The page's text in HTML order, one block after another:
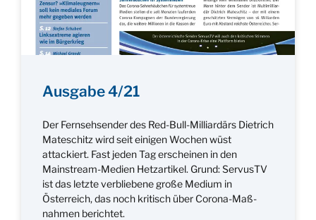
Ausgabe 4/21
Der Fernsehsender des Red-Bull-Milliardärs Dietrich
Mateschitz wird seit einigen Wochen wüst
attackiert. Fast jeden Tag erscheinen in den
Mainstream-Medien Hetzartikel. Grund: ServusTV
ist das letzte verbliebene große Medium in
Österreich, das noch kritisch über Corona-Maß-
nahmen berichtet.